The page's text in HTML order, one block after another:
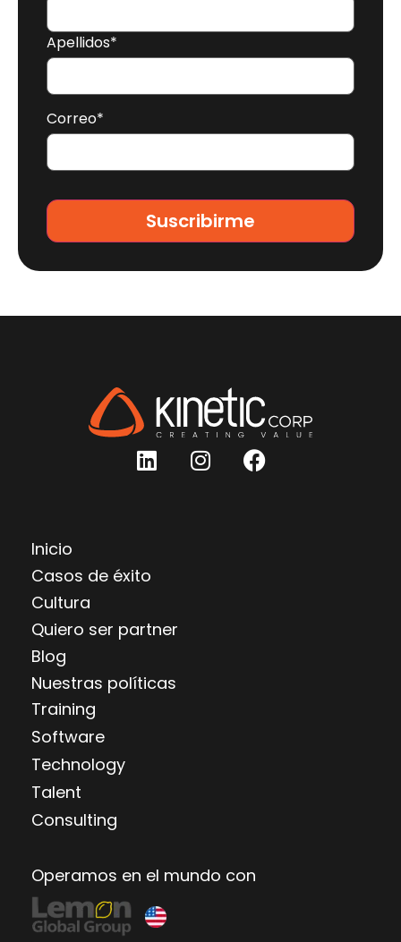
Apellidos*
Correo*
Inicio
Casos de éxito
Cultura
Quiero ser partner
Blog
Nuestras políticas
Training
Software
Technology
Talent
Consulting
Operamos en el mundo con